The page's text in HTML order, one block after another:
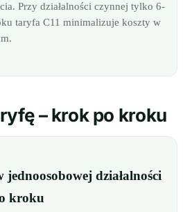
Przy działalności czynnej tylko 6-
taryfa C11 minimalizuje koszty w
– krok po kroku
działalności
kroku